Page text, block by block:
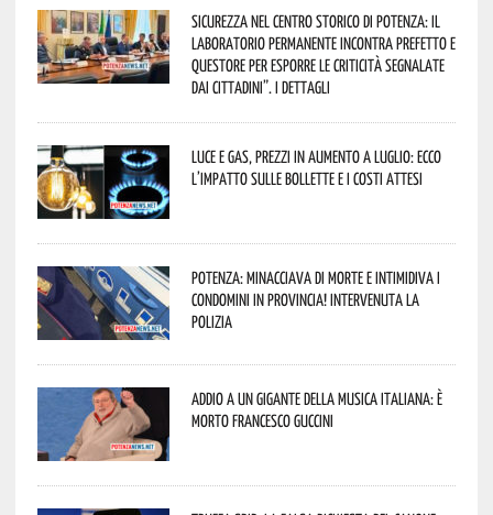
Sicurezza nel Centro Storico di Potenza: il
Laboratorio Permanente incontra Prefetto e
Questore per esporre le criticità segnalate
dai cittadini”. I dettagli
Luce e gas, prezzi in aumento a luglio: ecco
l’impatto sulle bollette e i costi attesi
Potenza: minacciava di morte e intimidiva i
condomini in provincia! Intervenuta la
Polizia
Addio a un gigante della musica italiana: è
morto Francesco Guccini